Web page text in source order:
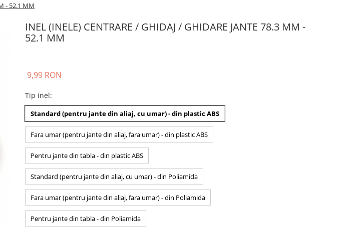
- 52.1 MM
INEL (INELE) CENTRARE / GHIDAJ / GHIDARE JANTE 78.3 MM -
52.1 MM
9,99 RON
Tip inel:
Standard (pentru jante din aliaj, cu umar) - din plastic ABS
Fara umar (pentru jante din aliaj, fara umar) - din plastic ABS
Pentru jante din tabla - din plastic ABS
Standard (pentru jante din aliaj, cu umar) - din Poliamida
Fara umar (pentru jante din aliaj, fara umar) - din Poliamida
Pentru jante din tabla - din Poliamida